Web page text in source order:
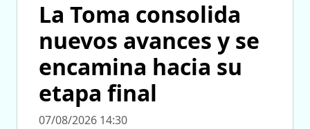
La Toma consolida
nuevos avances y se
encamina hacia su
etapa final
07/08/2026 14:30